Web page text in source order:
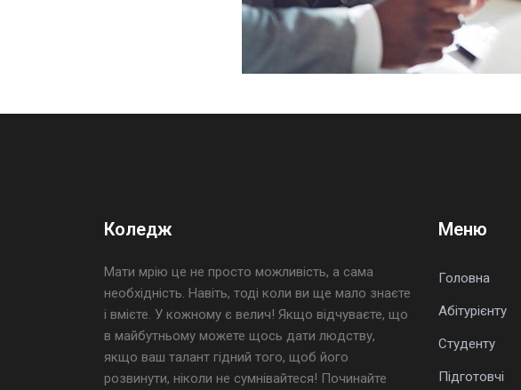
Коледж
Мати мрію це не просто можливість, а сама
необхідність. Навіть, тоді коли ви ще мало знаєте
і вмієте. У кожному є велич! Якщо відчуваєте, що
в майбутньому можете щось дати людству,
якщо ваш талант гідний того, щоб його
розвинути, ніколи не сумнівайтеся! Починайте
Меню
Головна
Абітурієнту
Студенту
Підготовчі